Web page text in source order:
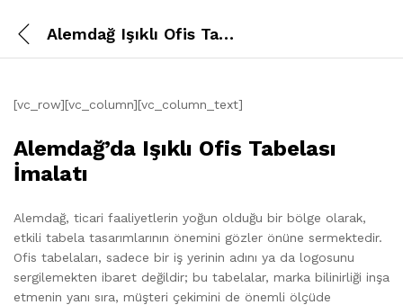
Alemdağ Işıklı Ofis Tabelası
[vc_row][vc_column][vc_column_text]
Alemdağ’da Işıklı Ofis Tabelası
İmalatı
Alemdağ, ticari faaliyetlerin yoğun olduğu bir bölge olarak,
etkili tabela tasarımlarının önemini gözler önüne sermektedir.
Ofis tabelaları, sadece bir iş yerinin adını ya da logosunu
sergilemekten ibaret değildir; bu tabelalar, marka bilinirliği inşa
etmenin yanı sıra, müşteri çekimini de önemli ölçüde